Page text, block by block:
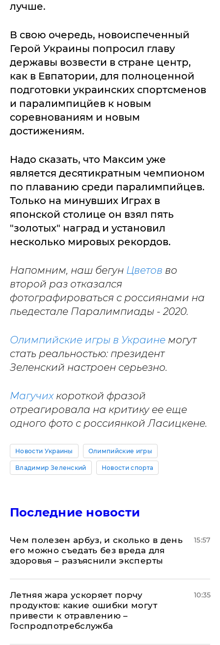
лучше.
В свою очередь, новоиспеченный
Герой Украины попросил главу
державы возвести в стране центр,
как в Евпатории, для полноценной
подготовки украинских спортсменов
и паралимпицйев к новым
соревнованиям и новым
достижениям.
Надо сказать, что Максим уже
является десятикратным чемпионом
по плаванию среди паралимпийцев.
Только на минувших Играх в
японской столице он взял пять
"золотых" наград и установил
несколько мировых рекордов.
Напомним, наш бегун Цветов во
второй раз отказался
фотографироваться с россиянами на
пьедестале Паралимпиады - 2020.
Олимпийские игры в Украине могут
стать реальностью: президент
Зеленский настроен серьезно.
Магучихкороткой фразой
отреагировала на критику ее еще
одного фото с россиянкой Ласицкене.
Новости Украины Олимпийские игры
Владимир Зеленский Новости спорта
Последние новости
Чем полезен арбуз, и сколько в день
его можно съедать без вреда для
здоровья – разъяснили эксперты
15:57
Летняя жара ускоряет порчу
продуктов: какие ошибки могут
привести к отравлению –
Госпродпотребслужба
10:35